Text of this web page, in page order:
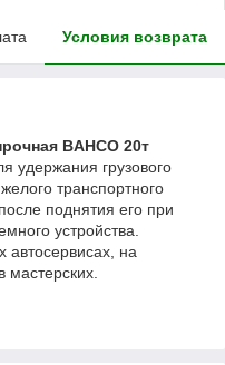
Условия возврата
BAHCO 20т
удержания грузового
транспортного
поднятия его при
устройства.
на
мастерских.